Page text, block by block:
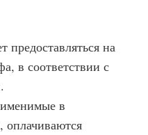
на
в соответствии с
в
оплачиваются